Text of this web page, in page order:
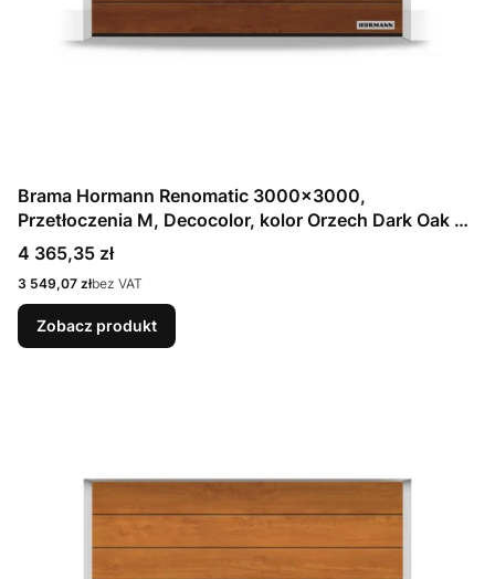
Brama Hormann Renomatic 3000x3000,
Przetłoczenia M, Decocolor, kolor Orzech Dark Oak +
Prowadzenie N
Cena
4 365,35 zł
Cena
3 549,07 złbez VAT
Zobacz produkt